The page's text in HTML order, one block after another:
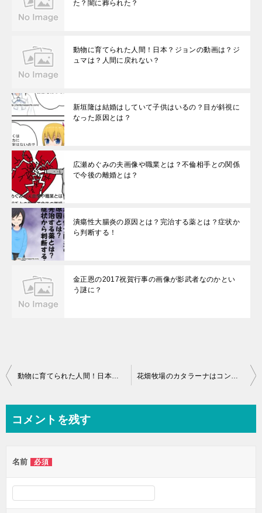
た？闇に葬られた？
動物に育てられた人間！日本？ジョンの動画は？ジ
ュマは？人間に戻れない？
新垣隆は結婚はしていて子供はいるの？目が斜視に
なった原因とは？
広瀬めぐみの夫画像や職業とは？不倫相手との関係
で今後の離婚とは？
潰瘍性大腸炎の原因とは？完治する薬とは？症状か
ら判断する！
金正恩の2017祝賀行事の画像が影武者なのかとい
う謎に？
投
ビ
ー
シ
動物に育てられた人間！日本？ジョンの動画は？ジュマは？人間に戻れない？ 花畑牧場のカタラーナはコンビニ？通販購入ページは！レシピがある！
コメントを残す
名前 必須